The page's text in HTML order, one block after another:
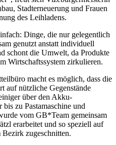
Stadterneuerung und Frauen
des Leihladens.
Dinge, die nur gelegentlich
genutzt anstatt individuell
schont die Umwelt, da Produkte
Wirtschaftssystem zirkulieren.
macht es möglich, dass die
auf nützliche Gegenstände
über den Akku-
zu Pastamaschine und
vom GB*Team gemeinsam
erarbeitet und so speziell auf
zugeschnitten.